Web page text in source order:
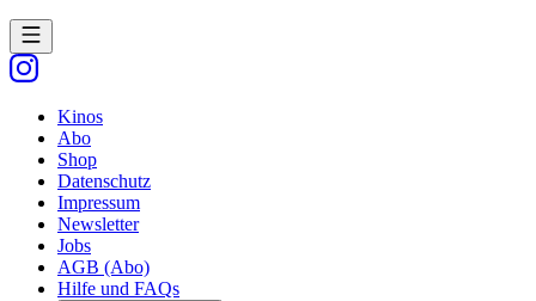
Kinos
Abo
Shop
Datenschutz
Impressum
Newsletter
Jobs
AGB (Abo)
Hilfe und FAQs